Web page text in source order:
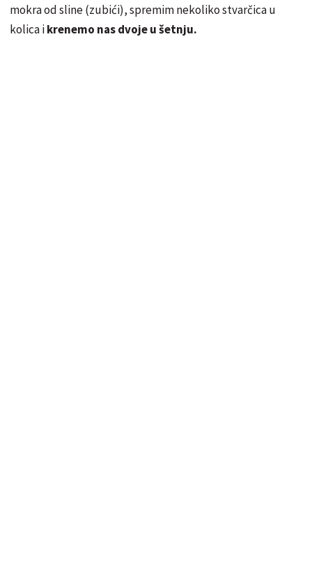
mokra od sline (zubići), spremim nekoliko stvarčica u
kolica ikrenemo nas dvoje u šetnju.